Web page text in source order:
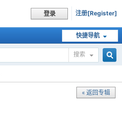
登录 注册[Register]
快捷导航
搜索
« 返回专辑